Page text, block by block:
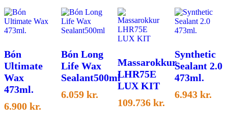
Bón
Ultimate
Wax
473ml.
6.900 kr.
Bón Long
Life Wax
Sealant500ml
6.059 kr.
Massarokkur
LHR75E
LUX KIT
109.736kr.
Synthetic
Sealant 2.0
473ml.
6.943 kr.